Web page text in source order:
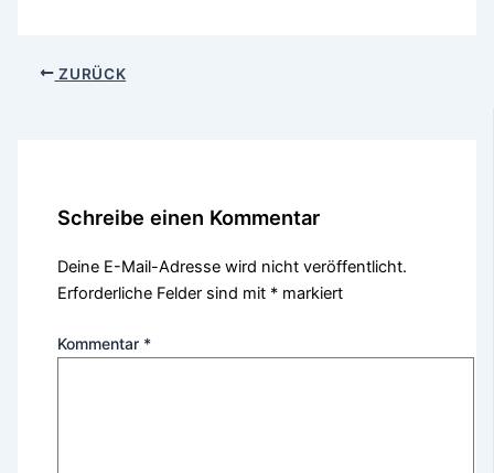
ZURÜCK
Schreibe einen Kommentar
Deine E-Mail-Adresse wird nicht veröffentlicht.
Erforderliche Felder sind mit * markiert
Kommentar *